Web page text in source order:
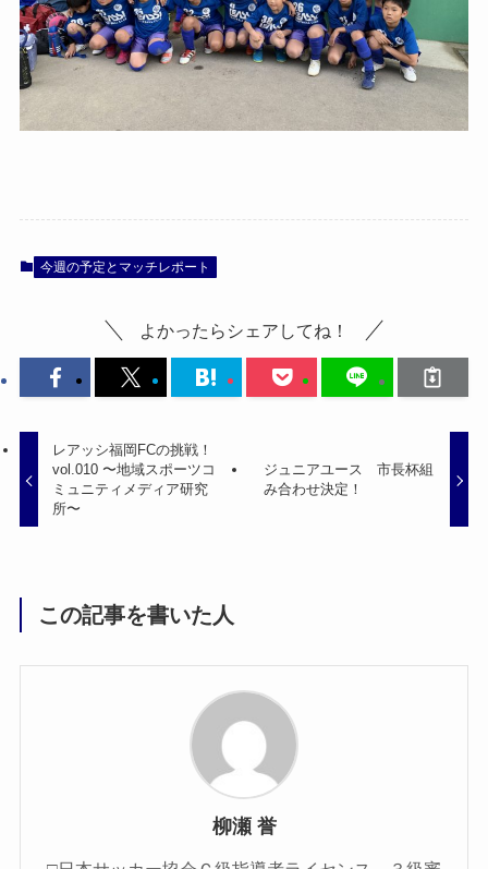
今週の予定とマッチレポート
よかったらシェアしてね！
レアッシ福岡FCの挑戦！
vol.010 〜地域スポーツコ
ミュニティメディア研究
所〜
ジュニアユース 市長杯組
み合わせ決定！
この記事を書いた人
柳瀬 誉